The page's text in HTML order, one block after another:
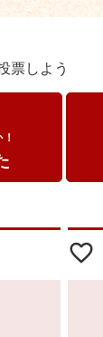
票しよう
favorite_border